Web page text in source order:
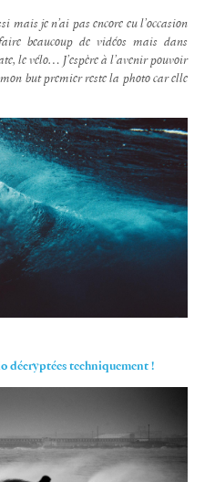
mais je n’ai pas encore eu l’occasion
beaucoup de vidéos mais dans
le vélo… J’espère à l’avenir pouvoir
but premier reste la photo car elle
décryptées techniquement !